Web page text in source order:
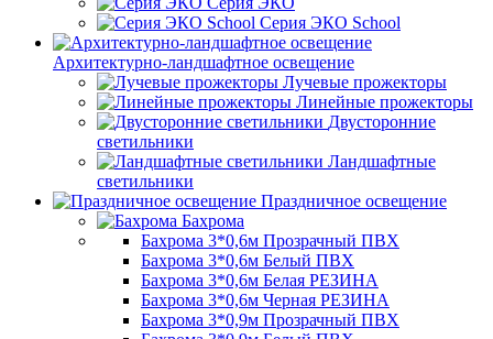
Серия ЭКО School
Архитектурно-ландшафтное освещение
Лучевые прожекторы
Линейные прожекторы
Двусторонние
светильники
Ландшафтные
светильники
Праздничное освещение
Бахрома
Бахрома 3*0,6м Прозрачный ПВХ
Бахрома 3*0,6м Белый ПВХ
Бахрома 3*0,6м Белая РЕЗИНА
Бахрома 3*0,6м Черная РЕЗИНА
Бахрома 3*0,9м Прозрачный ПВХ